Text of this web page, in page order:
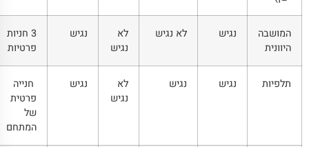
המושבה
היוונית
נגיש לא נגיש
לא
נגיש
נגיש
3 חניות
פרטיות
תלפיות נגיש נגיש
לא
נגיש
נגיש
חנייה
פרטית
של
המתחם